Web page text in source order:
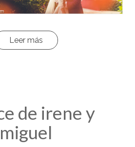
Leer más
de irene y
miguel